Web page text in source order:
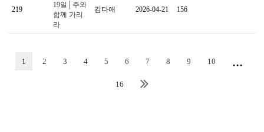
219
19일│주와
함께 가리
라
김다애 2026-04-21 156
1 2 3 4 5 6 7 8 9 10 ...
16